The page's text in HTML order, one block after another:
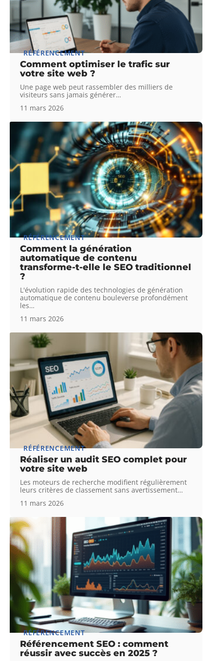
RÉFÉRENCEMENT
Comment optimiser le trafic sur
votre site web ?
Une page web peut rassembler des milliers de
visiteurs sans jamais générer…
11 mars 2026
RÉFÉRENCEMENT
Comment la génération
automatique de contenu
transforme-t-elle le SEO traditionnel
?
L'évolution rapide des technologies de génération
automatique de contenu bouleverse profondément
les…
11 mars 2026
RÉFÉRENCEMENT
Réaliser un audit SEO complet pour
votre site web
Les moteurs de recherche modifient régulièrement
leurs critères de classement sans avertissement…
11 mars 2026
RÉFÉRENCEMENT
Référencement SEO : comment
réussir avec succès en 2025 ?